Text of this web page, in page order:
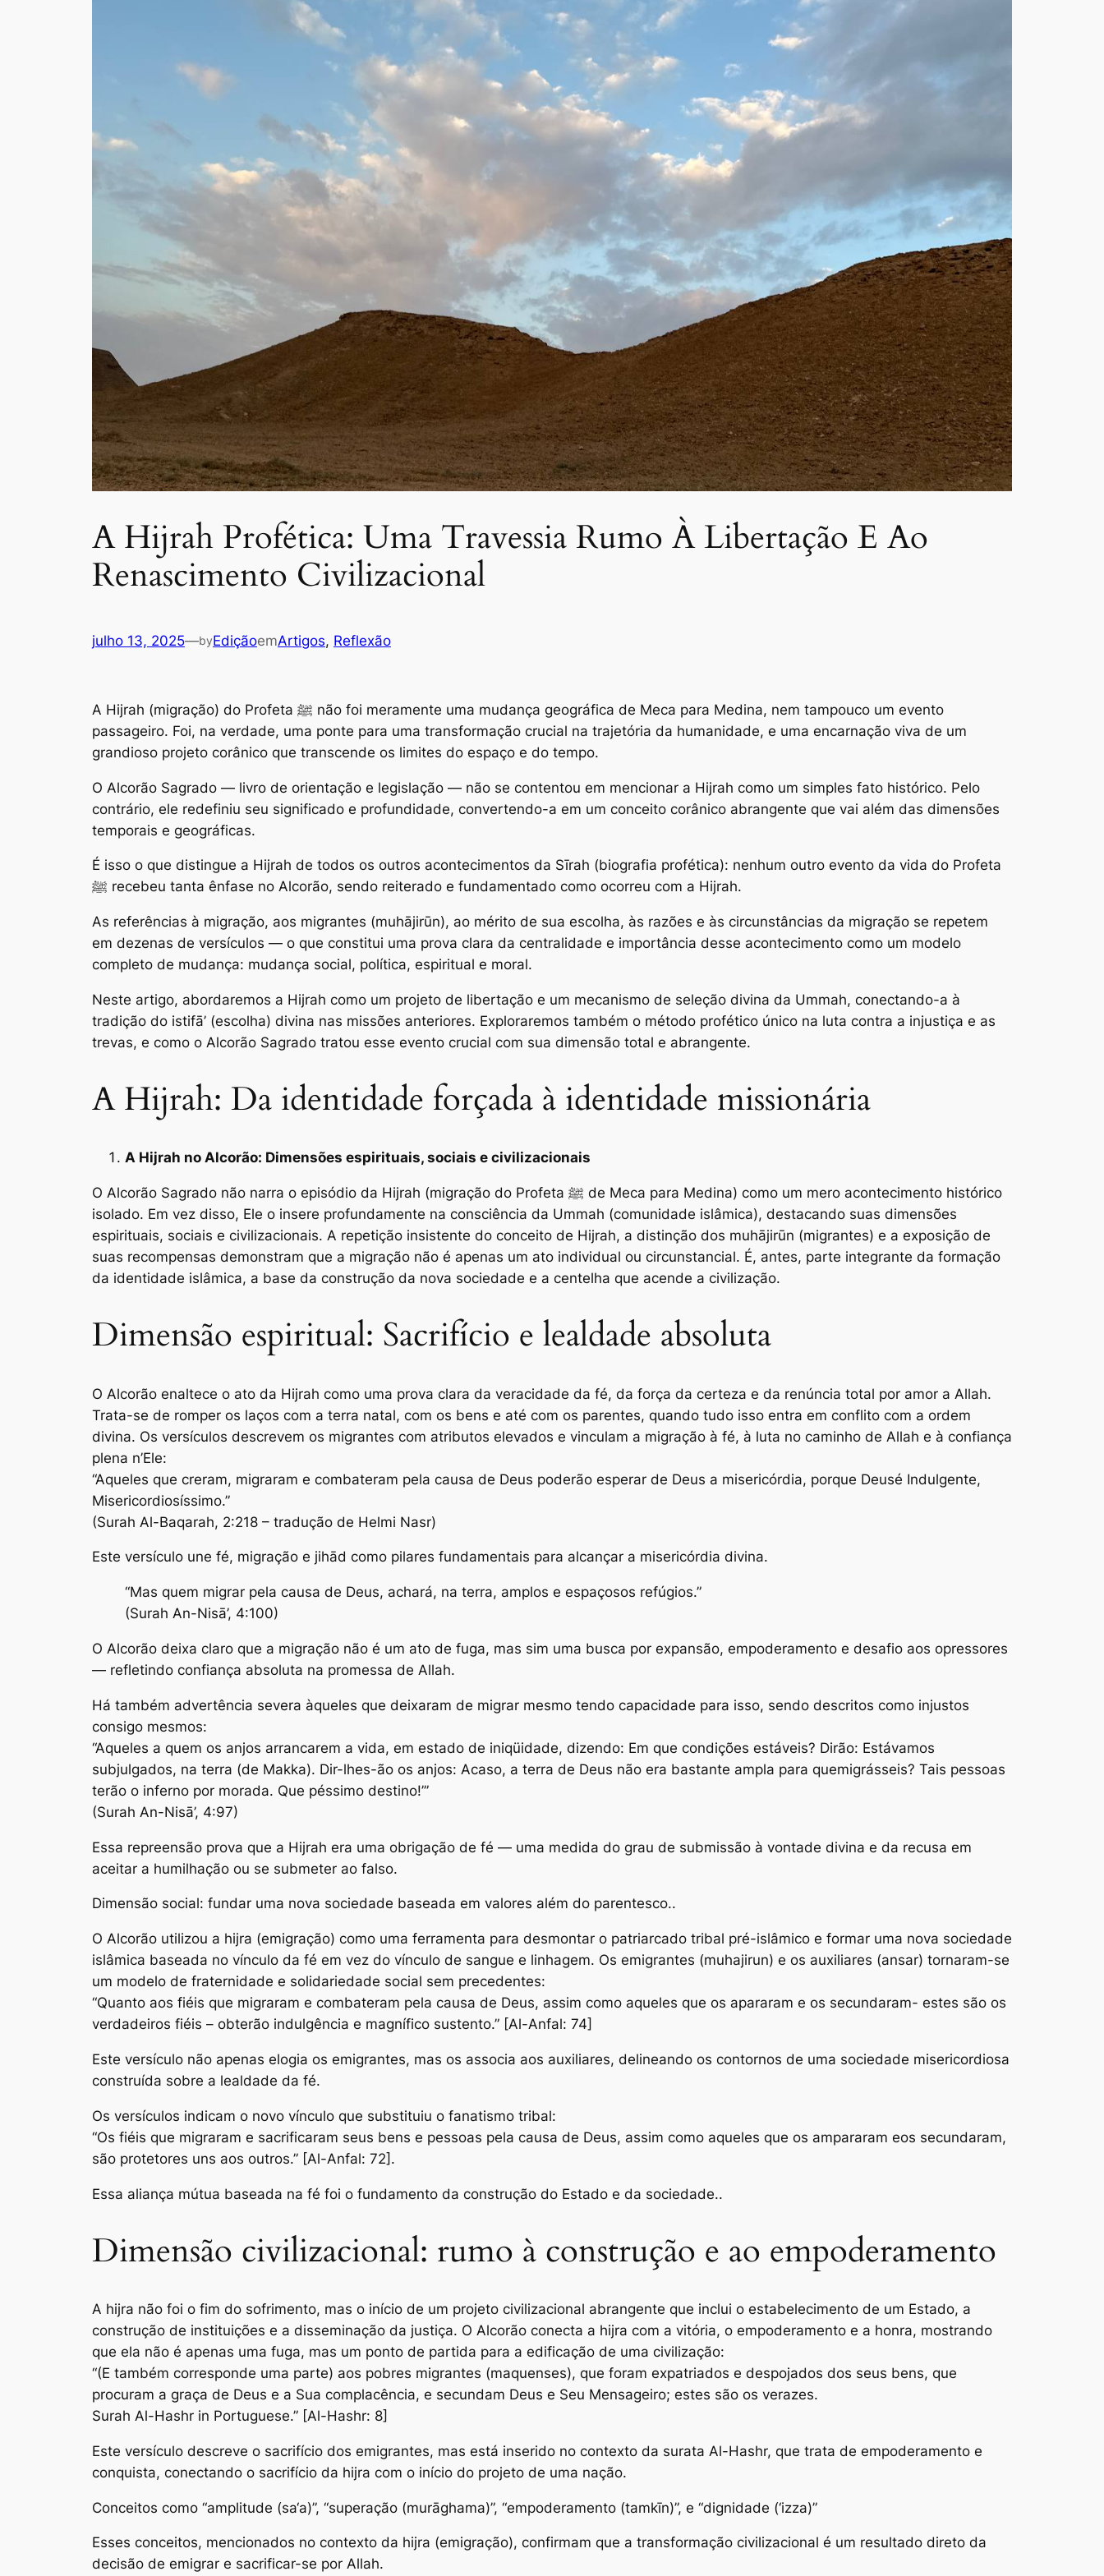
A Hijrah Profética: Uma Travessia Rumo À Libertação E Ao
Renascimento Civilizacional
julho 13, 2025—byEdiçãoemArtigos, Reflexão
A Hijrah (migração) do Profeta ﷺ não foi meramente uma mudança geográfica de Meca para Medina, nem tampouco um evento
passageiro. Foi, na verdade, uma ponte para uma transformação crucial na trajetória da humanidade, e uma encarnação viva de um
grandioso projeto corânico que transcende os limites do espaço e do tempo.
O Alcorão Sagrado — livro de orientação e legislação — não se contentou em mencionar a Hijrah como um simples fato histórico. Pelo
contrário, ele redefiniu seu significado e profundidade, convertendo-a em um conceito corânico abrangente que vai além das dimensões
temporais e geográficas.
É isso o que distingue a Hijrah de todos os outros acontecimentos da Sīrah (biografia profética): nenhum outro evento da vida do Profeta
ﷺ recebeu tanta ênfase no Alcorão, sendo reiterado e fundamentado como ocorreu com a Hijrah.
As referências à migração, aos migrantes (muhājirūn), ao mérito de sua escolha, às razões e às circunstâncias da migração se repetem
em dezenas de versículos — o que constitui uma prova clara da centralidade e importância desse acontecimento como um modelo
completo de mudança: mudança social, política, espiritual e moral.
Neste artigo, abordaremos a Hijrah como um projeto de libertação e um mecanismo de seleção divina da Ummah, conectando-a à
tradição do istifā’ (escolha) divina nas missões anteriores. Exploraremos também o método profético único na luta contra a injustiça e as
trevas, e como o Alcorão Sagrado tratou esse evento crucial com sua dimensão total e abrangente.
A Hijrah: Da identidade forçada à identidade missionária
A Hijrah no Alcorão: Dimensões espirituais, sociais e civilizacionais
O Alcorão Sagrado não narra o episódio da Hijrah (migração do Profeta ﷺ de Meca para Medina) como um mero acontecimento histórico
isolado. Em vez disso, Ele o insere profundamente na consciência da Ummah (comunidade islâmica), destacando suas dimensões
espirituais, sociais e civilizacionais. A repetição insistente do conceito de Hijrah, a distinção dos muhājirūn (migrantes) e a exposição de
suas recompensas demonstram que a migração não é apenas um ato individual ou circunstancial. É, antes, parte integrante da formação
da identidade islâmica, a base da construção da nova sociedade e a centelha que acende a civilização.
Dimensão espiritual: Sacrifício e lealdade absoluta
O Alcorão enaltece o ato da Hijrah como uma prova clara da veracidade da fé, da força da certeza e da renúncia total por amor a Allah.
Trata-se de romper os laços com a terra natal, com os bens e até com os parentes, quando tudo isso entra em conflito com a ordem
divina. Os versículos descrevem os migrantes com atributos elevados e vinculam a migração à fé, à luta no caminho de Allah e à confiança
plena n’Ele:
“Aqueles que creram, migraram e combateram pela causa de Deus poderão esperar de Deus a misericórdia, porque Deusé Indulgente,
Misericordiosíssimo.”
(Surah Al-Baqarah, 2:218 – tradução de Helmi Nasr)
Este versículo une fé, migração e jihād como pilares fundamentais para alcançar a misericórdia divina.
“Mas quem migrar pela causa de Deus, achará, na terra, amplos e espaçosos refúgios.”
(Surah An-Nisā’, 4:100)
O Alcorão deixa claro que a migração não é um ato de fuga, mas sim uma busca por expansão, empoderamento e desafio aos opressores
— refletindo confiança absoluta na promessa de Allah.
Há também advertência severa àqueles que deixaram de migrar mesmo tendo capacidade para isso, sendo descritos como injustos
consigo mesmos:
“Aqueles a quem os anjos arrancarem a vida, em estado de iniqüidade, dizendo: Em que condições estáveis? Dirão: Estávamos
subjulgados, na terra (de Makka). Dir-lhes-ão os anjos: Acaso, a terra de Deus não era bastante ampla para quemigrásseis? Tais pessoas
terão o inferno por morada. Que péssimo destino!’”
(Surah An-Nisā’, 4:97)
Essa repreensão prova que a Hijrah era uma obrigação de fé — uma medida do grau de submissão à vontade divina e da recusa em
aceitar a humilhação ou se submeter ao falso.
Dimensão social: fundar uma nova sociedade baseada em valores além do parentesco..
O Alcorão utilizou a hijra (emigração) como uma ferramenta para desmontar o patriarcado tribal pré-islâmico e formar uma nova sociedade
islâmica baseada no vínculo da fé em vez do vínculo de sangue e linhagem. Os emigrantes (muhajirun) e os auxiliares (ansar) tornaram-se
um modelo de fraternidade e solidariedade social sem precedentes:
“Quanto aos fiéis que migraram e combateram pela causa de Deus, assim como aqueles que os apararam e os secundaram- estes são os
verdadeiros fiéis – obterão indulgência e magnífico sustento.” [Al-Anfal: 74]
Este versículo não apenas elogia os emigrantes, mas os associa aos auxiliares, delineando os contornos de uma sociedade misericordiosa
construída sobre a lealdade da fé.
Os versículos indicam o novo vínculo que substituiu o fanatismo tribal:
“Os fiéis que migraram e sacrificaram seus bens e pessoas pela causa de Deus, assim como aqueles que os ampararam eos secundaram,
são protetores uns aos outros.” [Al-Anfal: 72].
Essa aliança mútua baseada na fé foi o fundamento da construção do Estado e da sociedade..
Dimensão civilizacional: rumo à construção e ao empoderamento
A hijra não foi o fim do sofrimento, mas o início de um projeto civilizacional abrangente que inclui o estabelecimento de um Estado, a
construção de instituições e a disseminação da justiça. O Alcorão conecta a hijra com a vitória, o empoderamento e a honra, mostrando
que ela não é apenas uma fuga, mas um ponto de partida para a edificação de uma civilização:
“(E também corresponde uma parte) aos pobres migrantes (maquenses), que foram expatriados e despojados dos seus bens, que
procuram a graça de Deus e a Sua complacência, e secundam Deus e Seu Mensageiro; estes são os verazes.
Surah Al-Hashr in Portuguese.” [Al-Hashr: 8]
Este versículo descreve o sacrifício dos emigrantes, mas está inserido no contexto da surata Al-Hashr, que trata de empoderamento e
conquista, conectando o sacrifício da hijra com o início do projeto de uma nação.
Conceitos como “amplitude (sa‘a)”, “superação (murāghama)”, “empoderamento (tamkīn)”, e “dignidade (‘izza)”
Esses conceitos, mencionados no contexto da hijra (emigração), confirmam que a transformação civilizacional é um resultado direto da
decisão de emigrar e sacrificar-se por Allah.